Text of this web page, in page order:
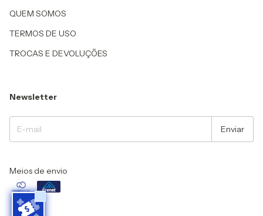
QUEM SOMOS
TERMOS DE USO
TROCAS E DEVOLUÇÕES
Newsletter
Meios de envio